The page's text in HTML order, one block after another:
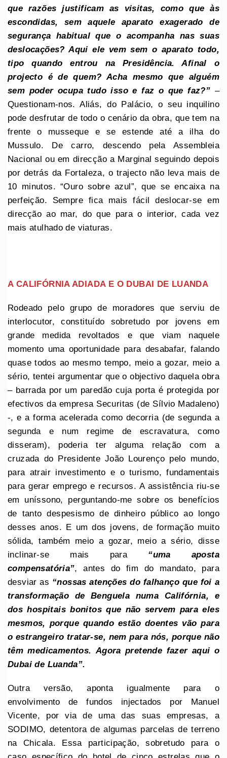
que razões justificam as visitas, como que às
escondidas, sem aquele aparato exagerado de
segurança habitual que o acompanha nas suas
deslocações? Aqui ele vem sem o aparato todo,
tipo quando entrou na Presidência. Afinal o
projecto é de quem? Acha mesmo que alguém
sem poder ocupa tudo isso e faz o que faz?” –
Questionam-nos. Aliás, do Palácio, o seu inquilino
pode desfrutar de todo o cenário da obra, que tem na
frente o musseque e se estende até a ilha do
Mussulo. De carro, descendo pela Assembleia
Nacional ou em direcção a Marginal seguindo depois
por detrás da Fortaleza, o trajecto não leva mais de
10 minutos. “Ouro sobre azul”, que se encaixa na
perfeição. Sempre fica mais fácil deslocar-se em
direcção ao mar, do que para o interior, cada vez
mais atulhado de viaturas.
A CALIFÓRNIA ADIADA E O DUBAI DE LUANDA
Rodeado pelo grupo de moradores que serviu de
interlocutor, constituído sobretudo por jovens em
grande medida revoltados e que viam naquele
momento uma oportunidade para desabafar, falando
quase todos ao mesmo tempo, meio a gozar, meio a
sério, tentei argumentar que o objectivo daquela obra
– barrada por um paredão cuja porta é protegida por
efectivos da empresa Securitas (de Sílvio Madaleno)
-, e a forma acelerada como decorria (de segunda a
segunda e num regime de escravatura, como
disseram), poderia ter alguma relação com a
cruzada do Presidente João Lourenço pelo mundo,
para atrair investimento e o turismo, fundamentais
para gerar emprego e recursos. A assistência riu-se
em uníssono, perguntando-me sobre os benefícios
de tanto despesismo de dinheiro público ao longo
desses anos. E um dos jovens, de formação muito
sólida, também meio a gozar, meio a sério, disse
inclinar-se mais para “uma aposta
compensatória”, antes do fim do mandato, para
desviar as “nossas atenções do falhanço que foi a
transformação de Benguela numa Califórnia, e
dos hospitais bonitos que não servem para eles
mesmos, porque quando estão doentes vão para
o estrangeiro tratar-se, nem para nós, porque não
têm medicamentos. Agora pretende fazer aqui o
Dubai de Luanda”.
Outra versão, aponta igualmente para o
envolvimento de fundos injectados por Manuel
Vicente, por via de uma das suas empresas, a
SODIMO, detentora de algumas parcelas de terreno
na Chicala. Essa participação, sobretudo para o